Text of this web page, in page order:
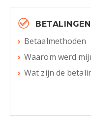
BETALINGEN
Betaalmethoden
Waarom werd
Wat zijn de